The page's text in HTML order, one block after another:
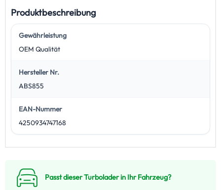
Produktbeschreibung
Gewährleistung
OEM Qualität
Hersteller Nr.
ABS855
EAN-Nummer
4250934747168
Passt dieser Turbolader in Ihr Fahrzeug?